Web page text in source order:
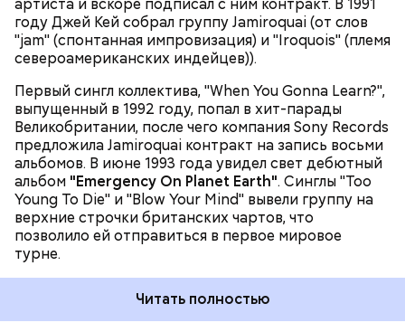
артиста и вскоре подписал с ним контракт. В 1991
году Джей Кей собрал группу Jamiroquai (от слов
"jam" (спонтанная импровизация) и "Iroquois" (племя
североамериканских индейцев)).
Первый сингл коллектива, "When You Gonna Learn?",
выпущенный в 1992 году, попал в хит-парады
Великобритании, после чего компания Sony Records
предложила Jamiroquai контракт на запись восьми
альбомов. В июне 1993 года увидел свет дебютный
альбом "Emergency On Planet Earth". Синглы "Too
Young To Die" и "Blow Your Mind" вывели группу на
верхние строчки британских чартов, что
позволило ей отправиться в первое мировое
турне.
отмечена премией Grammy в номинации "Лучшее
вокальное поп-исполнение дуэтом или группой".
Международными хитами также стали песни
"Cosmic Girl" и "Alright".
Читать полностью